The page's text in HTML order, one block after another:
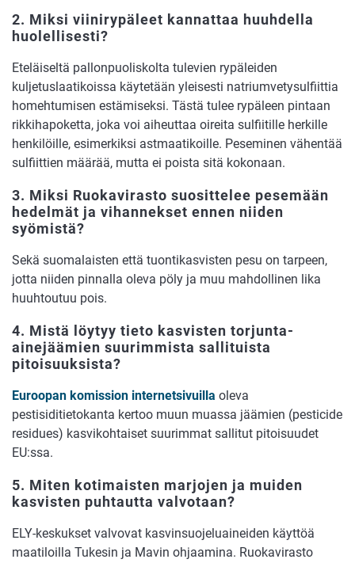
2. Miksi viinirypäleet kannattaa huuhdella
huolellisesti?
Eteläiseltä pallonpuoliskolta tulevien rypäleiden
kuljetuslaatikoissa käytetään yleisesti natriumvetysulfiittia
homehtumisen estämiseksi. Tästä tulee rypäleen pintaan
rikkihapoketta, joka voi aiheuttaa oireita sulfiitille herkille
henkilöille, esimerkiksi astmaatikoille. Peseminen vähentää
sulfiittien määrää, mutta ei poista sitä kokonaan.
3. Miksi Ruokavirasto suosittelee pesemään
hedelmät ja vihannekset ennen niiden
syömistä?
Sekä suomalaisten että tuontikasvisten pesu on tarpeen,
jotta niiden pinnalla oleva pöly ja muu mahdollinen lika
huuhtoutuu pois.
4. Mistä löytyy tieto kasvisten torjunta-
ainejäämien suurimmista sallituista
pitoisuuksista?
Euroopan komission internetsivuilla oleva
pestisiditietokanta kertoo muun muassa jäämien (pesticide
residues) kasvikohtaiset suurimmat sallitut pitoisuudet
EU:ssa.
5. Miten kotimaisten marjojen ja muiden
kasvisten puhtautta valvotaan?
ELY-keskukset valvovat kasvinsuojeluaineiden käyttöä
maatiloilla Tukesin ja Mavin ohjaamina. Ruokavirasto